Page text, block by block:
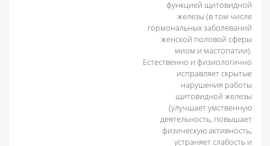
функцией щитовидной
железы (в том числе
гормональных заболеваний
женской половой сферы
миом и мастопатии).
Естественно и физиологично
исправляет скрытые
нарушения работы
щитовидной железы
(улучшает умственную
деятельность, повышает
физическую активность,
устраняет слабость и